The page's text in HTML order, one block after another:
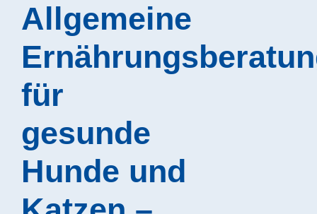
Allgemeine
für
gesunde
Hunde und